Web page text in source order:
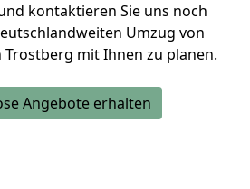
kontaktieren Sie uns noch
Umzug von
Trostberg mit Ihnen zu planen.
Angebote erhalten